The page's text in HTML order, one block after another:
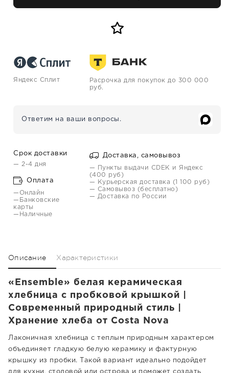
Яндекс Сплит
Расрочка для покупок до 300 000
руб.
Ответим на ваши вопросы.
Срок доставки
— 2-4 дня
Оплата
—Онлайн
—Банковские
карты
—Наличные
Доставка, самовывоз
— Пункты выдачи CDEK и Яндекс
(400 руб)
— Курьерская доставка (1 100 руб)
— Самовывоз (бесплатно)
— Доставка по России
Описание Характеристики
«Ensemble» белая керамическая
хлебница с пробковой крышкой |
Современный природный стиль |
Хранение хлеба от Costa Nova
Лаконичная хлебница с теплым природным характером
объединяет гладкую белую керамику и фактурную
крышку из пробки. Такой вариант идеально подойдет
для кухни, столовой или острова и поможет создать